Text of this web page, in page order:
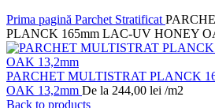
Prima pagină Parchet Stratificat
PLANCK 165mm LAC-UV HONEY
PARCHET MULTISTRAT PLANCK
OAK 13,2mm De la 244,00 lei /m2
Back to products